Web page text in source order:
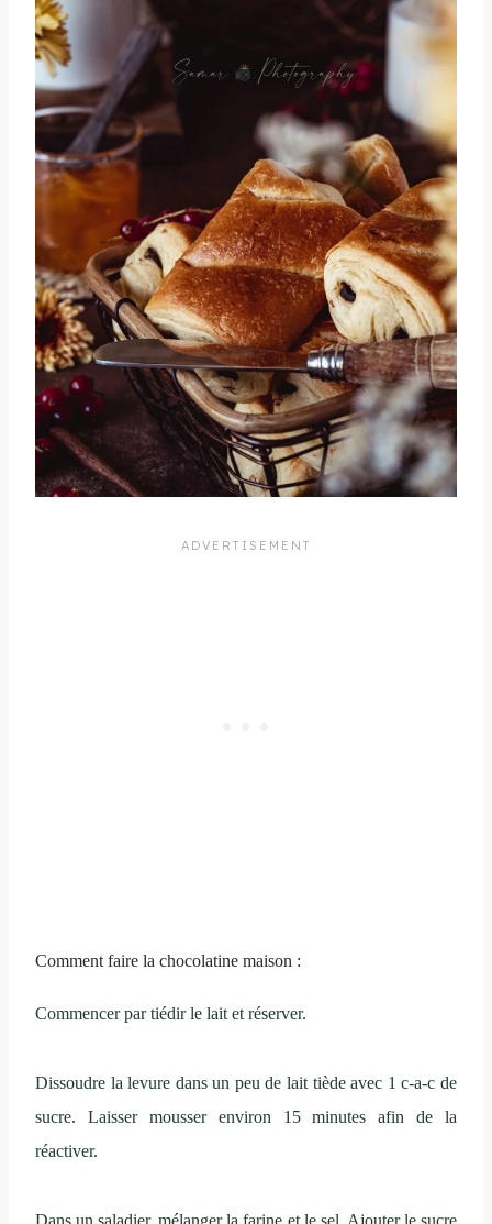
Comment faire la chocolatine maison :
Commencer par tiédir le lait et réserver.
Dissoudre la levure dans un peu de lait tiède avec 1 c-a-c de
sucre. Laisser mousser environ 15 minutes afin de la
réactiver.